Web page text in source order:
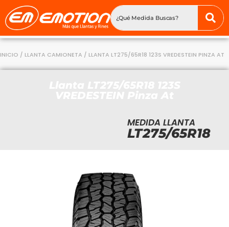
INICIO / LLANTA CAMIONETA / LLANTA LT275/65R18 123S VREDESTEIN PINZA AT
MEDIDA LLANTA
LT275/65R18